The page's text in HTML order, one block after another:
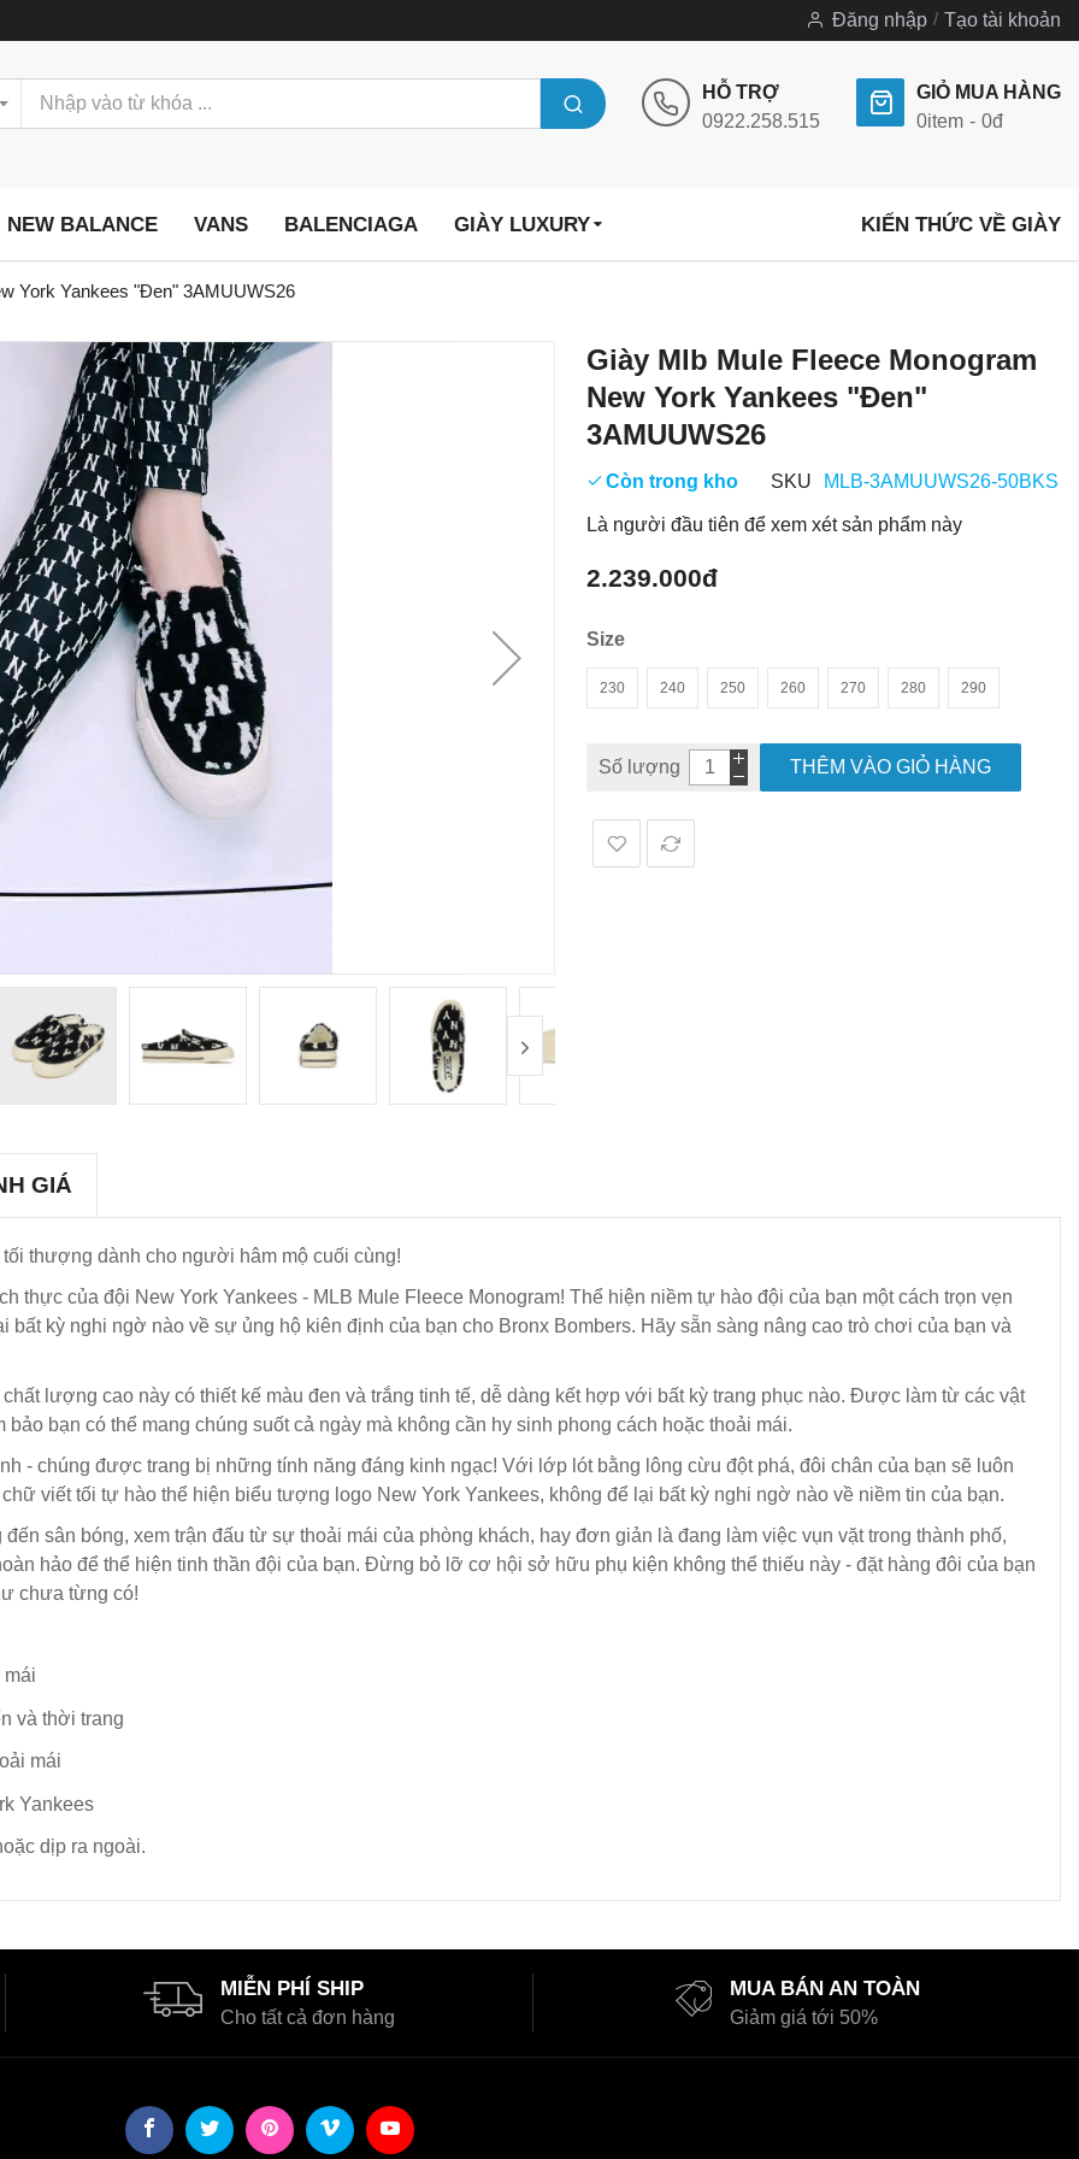
Đăng nhập Tạo tài khoản
HỖ TRỢ
0922.258.515
GIỎ MUA HÀNG
0item 0đ
NEW BALANCE VANS BALENCIAGA GIÀY LUXURY KIẾN THỨC VỀ GIÀY
York Yankees "Đen" 3AMUUWS26
Giày Mlb Mule Fleece Monogram
New York Yankees "Đen"
3AMUUWS26
Còn trong kho SKU MLB-3AMUUWS26-50BKS
Là người đầu tiên để xem xét sản phẩm này
2.239.000đ
Size
230 240 250 260 270 280 290
Số lượng THÊM VÀO GIỎ HÀNG
Chuyển
phần
viện
GIÁ
thượng dành cho người hâm mộ cuối cùng!
thực của đội New York Yankees - MLB Mule Fleece Monogram! Thể hiện niềm tự hào đội của bạn một cách trọn vẹn
kỳ nghi ngờ nào về sự ủng hộ kiên định của bạn cho Bronx Bombers. Hãy sẵn sàng nâng cao trò chơi của bạn và
lượng cao này có thiết kế màu đen và trắng tinh tế, dễ dàng kết hợp với bất kỳ trang phục nào. Được làm từ các vật
bạn có thể mang chúng suốt cả ngày mà không cần hy sinh phong cách hoặc thoải mái.
- chúng được trang bị những tính năng đáng kinh ngạc! Với lớp lót bằng lông cừu đột phá, đôi chân của bạn sẽ luôn
viết tối tự hào thể hiện biểu tượng logo New York Yankees, không để lại bất kỳ nghi ngờ nào về niềm tin của bạn.
sân bóng, xem trận đấu từ sự thoải mái của phòng khách, hay đơn giản là đang làm việc vụn vặt trong thành phố,
hảo để thể hiện tinh thần đội của bạn. Đừng bỏ lỡ cơ hội sở hữu phụ kiện không thể thiếu này - đặt hàng đôi của bạn
chưa từng có!
mái
và thời trang
mái
Yankees
dịp ra ngoài.
MIỄN PHÍ SHIP
Cho tất cả đơn hàng
MUA BÁN AN TOÀN
Giảm giá tới 50%